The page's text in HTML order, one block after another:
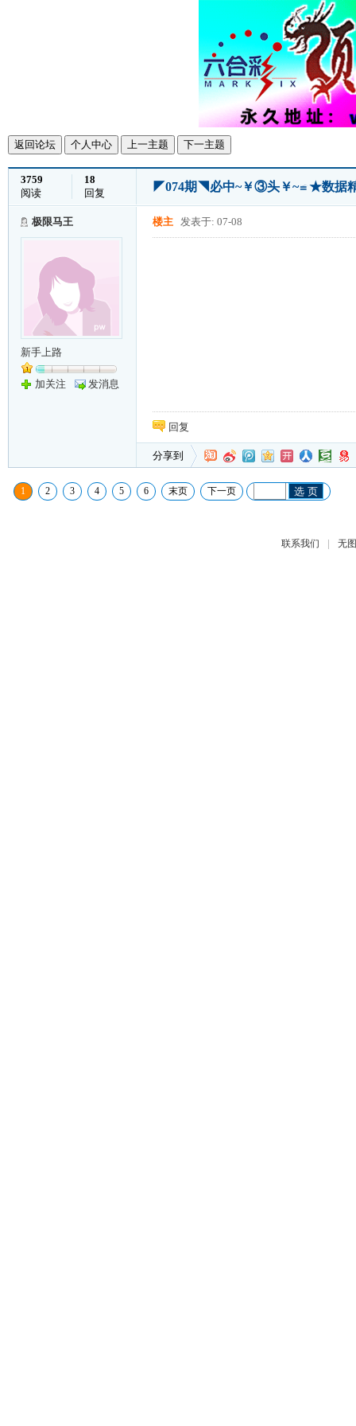
返回论坛 个人中心 上一主题 下一主题
3759
阅读
18
回复
◤074期◥必中~￥③头￥~≌★数据
极限马王
新手上路
加关注 发消息
楼主 发表于: 07-08
回复
分享到
1 2 3 4 5 6 末页 下一页 选 页
联系我们 | 无